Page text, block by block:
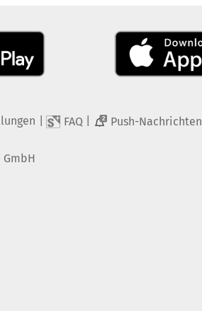
FAQ 2 Push-Nachrichten
GmbH